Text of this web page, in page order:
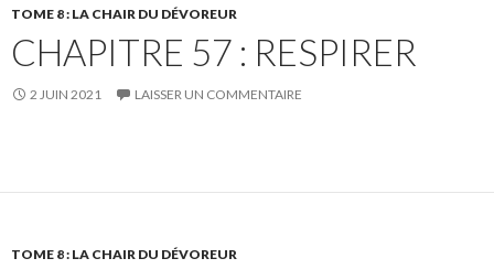
TOME 8 : LA CHAIR DU DÉVOREUR
CHAPITRE 57 : RESPIRER
2 JUIN 2021 LAISSER UN COMMENTAIRE
TOME 8 : LA CHAIR DU DÉVOREUR